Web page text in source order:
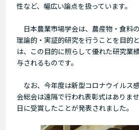
性など、幅広い論点を扱っています。
日本農業市場学会は、農産物・食料
理論的・実証的研究を行うことを目的
は、この目的に照らして優れた研究業
与されるものです。
なお、今年度は新型コロナウイルス
会総会は遠隔で行われ表彰式はありま
日に受賞したことが発表されました。